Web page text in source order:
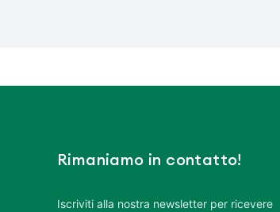
Rimaniamo in contatto!
Iscriviti alla nostra newsletter per ricevere